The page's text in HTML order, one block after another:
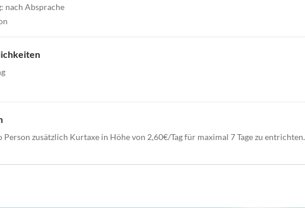
nach Absprache
Person zusätzlich Kurtaxe in Höhe von 2,60€/Tag für maximal 7 Tage zu entrichten.